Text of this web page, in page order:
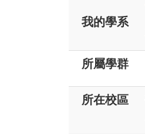
我的學系
所屬學群
所在校區